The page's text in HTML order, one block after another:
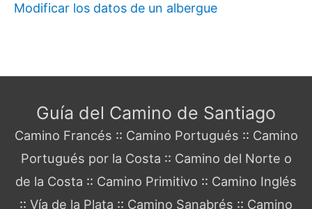
Modificar los datos de un albergue
Guía del Camino de Santiago
Camino Francés :: Camino Portugués :: Camino
Portugués por la Costa :: Camino del Norte o
de la Costa :: Camino Primitivo :: Camino Inglés
:: Vía de la Plata :: Camino Sanabrés :: Camino